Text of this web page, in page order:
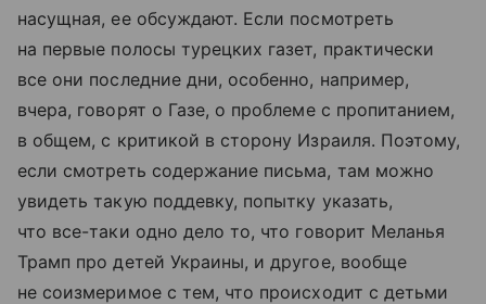
насущная, ее обсуждают. Если посмотреть
на первые полосы турецких газет, практически
все они последние дни, особенно, например,
вчера, говорят о Газе, о проблеме с пропитанием,
в общем, с критикой в сторону Израиля. Поэтому,
если смотреть содержание письма, там можно
увидеть такую поддевку, попытку указать,
что все-таки одно дело то, что говорит Меланья
Трамп про детей Украины, и другое, вообще
не соизмеримое с тем, что происходит с детьми